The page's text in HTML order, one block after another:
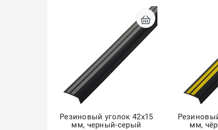
Резиновый уголок 42х15
мм, черный-серый
мм,